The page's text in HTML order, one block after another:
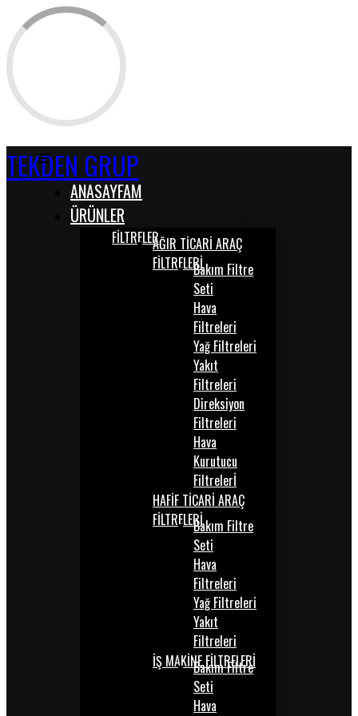
TEKDEN GRUP
ANASAYFAM
ÜRÜNLER
FİLTRELERAĞIR TİCARİ ARAÇ
FİLTRELERİBakım Filtre
Seti
Hava
Filtreleri
Yağ Filtreleri
Yakıt
Filtreleri
Direksiyon
Filtreleri
Hava
Kurutucu
Filtrelerİ
HAFİF TİCARİ ARAÇ
FİLTRELERİBakım Filtre
Seti
Hava
Filtreleri
Yağ Filtreleri
Yakıt
Filtreleri
İŞ MAKİNE FİLTRELERİ
Bakım Filtre
Seti
Hava